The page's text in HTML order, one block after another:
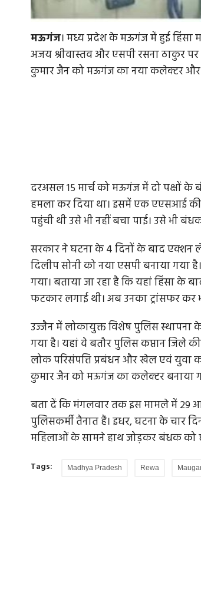
मऊगंज। मध्य प्रदेश के मऊगंज में हुई
अजय श्रीवास्तव और एसपी रसना ठाकुर पर
कुमार जैन को मऊगंज का नया कलेक्टर और
दरअसल 15 मार्च को मऊगंज में दो पक्षों के
हमला कर दिया था। इसमें एक एएसआई
पहुंची थी उसे भी नहीं बचा पाई। उसे भी
सरकार ने घटना के 4 दिनों के बाद एक्शन
दिलीप सोनी को नया एसपी बनाया गया
गया। बताया जा रहा है कि यहां हिंसा
फटकार लगाई थी। अब उनका ट्रांसफर
उज्जैन में लोकायुक्त विशेष पुलिस स्थापना
गया है। यहां वे बतौर पुलिस कप्तान जिले
लोक परिसंपत्ति प्रबंधन और खेल एवं युवा
कुमार जैन को मऊगंज का कलेक्टर बनाया
बता दें कि मंगलवार तक इस मामले में 29
पुलिसकर्मी तैनात हैं। इधर, घटना के चार
महिलाओं के सामने हाथ जोड़कर बंधक को
Tags: Madhya Pradesh Rewa